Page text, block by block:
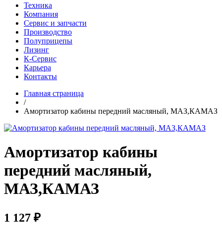
Техника
Компания
Сервис и запчасти
Производство
Полуприцепы
Лизинг
К-Сервис
Карьера
Контакты
Главная страница
/
Амортизатор кабины передний масляный, МАЗ,КАМАЗ
Амортизатор кабины
передний масляный,
МАЗ,КАМАЗ
1 127 ₽